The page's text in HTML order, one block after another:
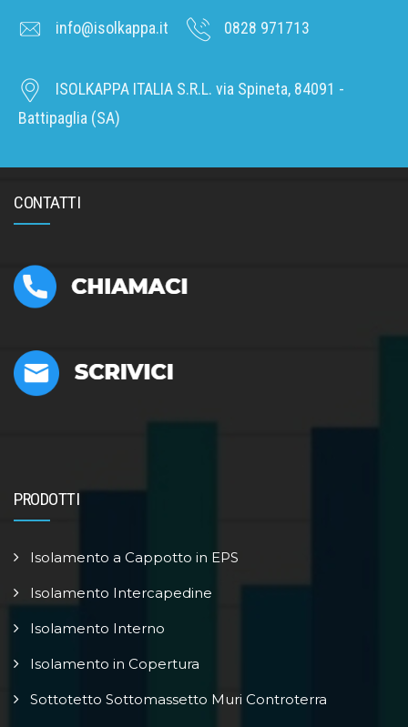
info@isolkappa.it 0828 971713
ISOLKAPPA ITALIA S.R.L. via Spineta, 84091 -
Battipaglia (SA)
CONTATTI
PRODOTTI
Isolamento a Cappotto in EPS
Isolamento Intercapedine
Isolamento Interno
Isolamento in Copertura
Sottotetto Sottomassetto Muri Controterra